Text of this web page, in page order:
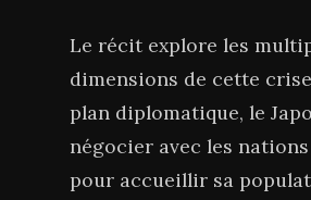
Le récit explore les
dimensions de cette
plan diplomatique, le
négocier avec les
pour accueillir sa